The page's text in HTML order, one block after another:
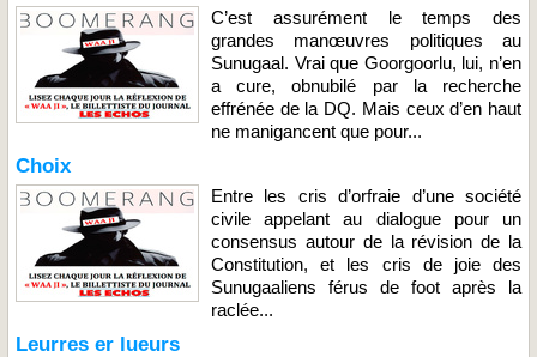
C’est assurément le temps des
grandes manœuvres politiques au
Sunugaal. Vrai que Goorgoorlu, lui, n’en
a cure, obnubilé par la recherche
effrénée de la DQ. Mais ceux d’en haut
ne manigancent que pour...
Choix
Entre les cris d’orfraie d’une société
civile appelant au dialogue pour un
consensus autour de la révision de la
Constitution, et les cris de joie des
Sunugaaliens férus de foot après la
raclée...
Leurres er lueurs